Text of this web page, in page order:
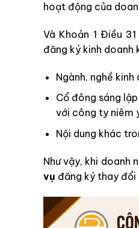
hoạt động của
Và Khoản 1 Điều
đăng ký kinh doanh
Ngành, nghề kinh
Cổ đông sáng
với công ty niêm
Nội dung khác
Như vậy, khi doanh
vụ đăng ký thay đổi